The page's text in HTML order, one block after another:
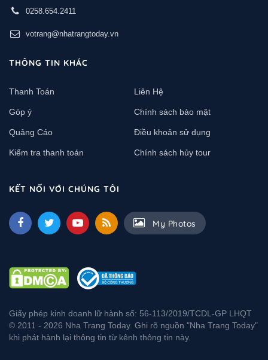
0258.654.2411
votrang@nhatrangtoday.vn
THÔNG TIN KHÁC
Thanh Toán Liên Hệ
Góp ý Chính sách bảo mật
Quảng Cáo Điều khoản sử dụng
Kiểm tra thanh toán Chính sách hủy tour
KẾT NỐI VỚI CHÚNG TÔI
My Photos
Giấy phép kinh doanh lữ hành số: 56-113/2019/TCDL-GP LHQT
© 2011 - 2026 Nha Trang Today. Ghi rõ nguồn "Nha Trang Today"
khi phát hành lại thông tin từ kênh thông tin này.